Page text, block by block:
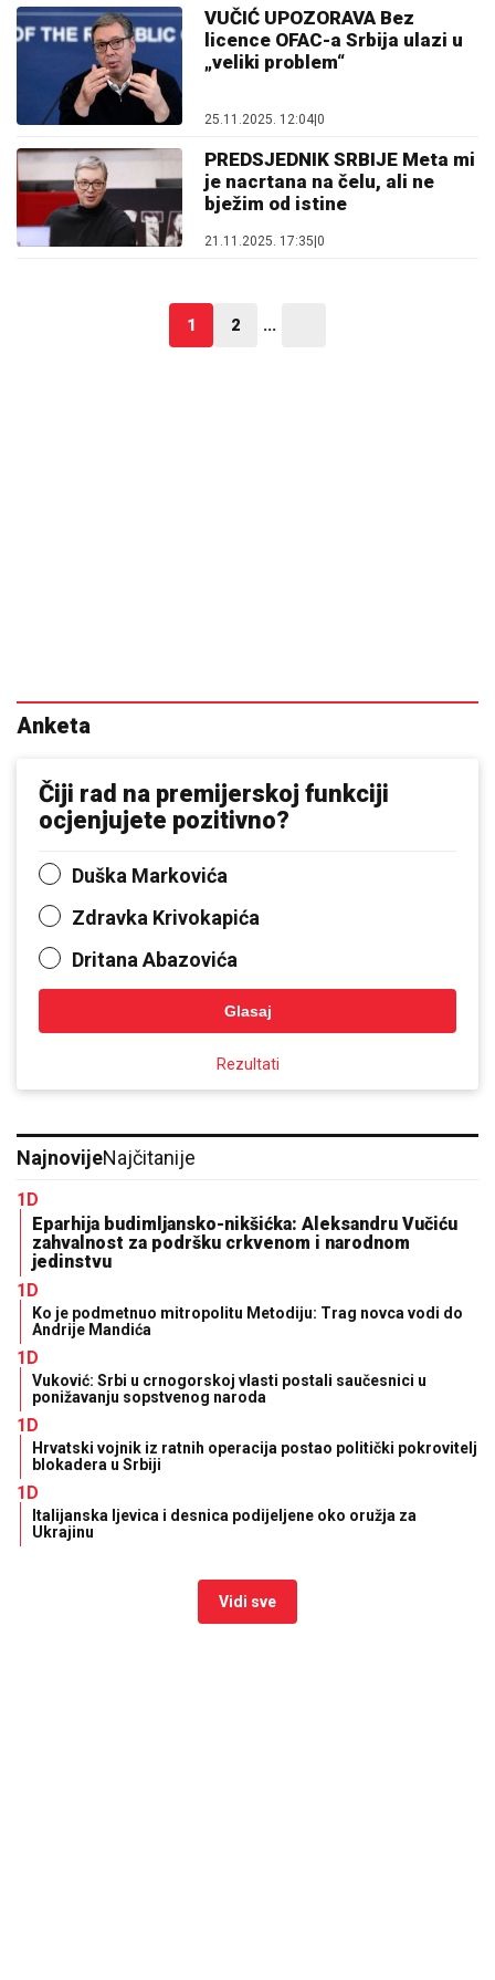
VUČIĆ UPOZORAVA Bez
licence OFAC-a Srbija ulazi u
„veliki problem“
25.11.2025. 12:04|0
PREDSJEDNIK SRBIJE Meta mi
je nacrtana na čelu, ali ne
bježim od istine
21.11.2025. 17:35|0
1 2 ...
Anketa
Čiji rad na premijerskoj funkciji
ocjenjujete pozitivno?
Duška Markovića
Zdravka Krivokapića
Dritana Abazovića
Glasaj
Rezultati
NajnovijeNajčitanije
1D
Eparhija budimljansko-nikšićka: Aleksandru Vučiću
zahvalnost za podršku crkvenom i narodnom
jedinstvu
1D
Ko je podmetnuo mitropolitu Metodiju: Trag novca vodi do
Andrije Mandića
1D
Vuković: Srbi u crnogorskoj vlasti postali saučesnici u
ponižavanju sopstvenog naroda
1D
Hrvatski vojnik iz ratnih operacija postao politički pokrovitelj
blokadera u Srbiji
1D
Italijanska ljevica i desnica podijeljene oko oružja za
Ukrajinu
Vidi sve